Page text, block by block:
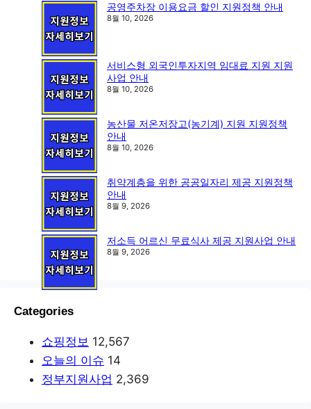
공영주차장 이용요금 할인 지원정책 안내
8월 10, 2026
서비스형 외국인투자지역 임대료 지원 지원
사업 안내
8월 10, 2026
농산물 저온저장고(농기계) 지원 지원정책
안내
8월 10, 2026
취약계층을 위한 공공일자리 제공 지원정책
안내
8월 9, 2026
저소득 어르신 무료식사 제공 지원사업 안내
8월 9, 2026
Categories
쇼핑정보 12,567
오늘의 이슈 14
정부지원사업 2,369